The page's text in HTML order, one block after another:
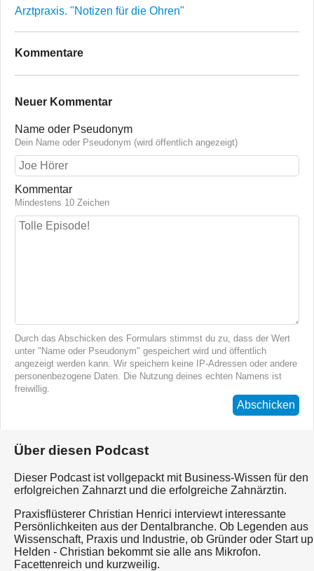
Arztpraxis. "Notizen für die Ohren"
Kommentare
Neuer Kommentar
Name oder Pseudonym
Dein Name oder Pseudonym (wird öffentlich angezeigt)
Kommentar
Mindestens 10 Zeichen
Durch das Abschicken des Formulars stimmst du zu, dass der Wert
unter "Name oder Pseudonym" gespeichert wird und öffentlich
angezeigt werden kann. Wir speichern keine IP-Adressen oder andere
personenbezogene Daten. Die Nutzung deines echten Namens ist
freiwillig.
Abschicken
Über diesen Podcast
Dieser Podcast ist vollgepackt mit Business-Wissen für den
erfolgreichen Zahnarzt und die erfolgreiche Zahnärztin.
Praxisflüsterer Christian Henrici interviewt interessante
Persönlichkeiten aus der Dentalbranche. Ob Legenden aus
Wissenschaft, Praxis und Industrie, ob Gründer oder Start up
Helden - Christian bekommt sie alle ans Mikrofon.
Facettenreich und kurzweilig.